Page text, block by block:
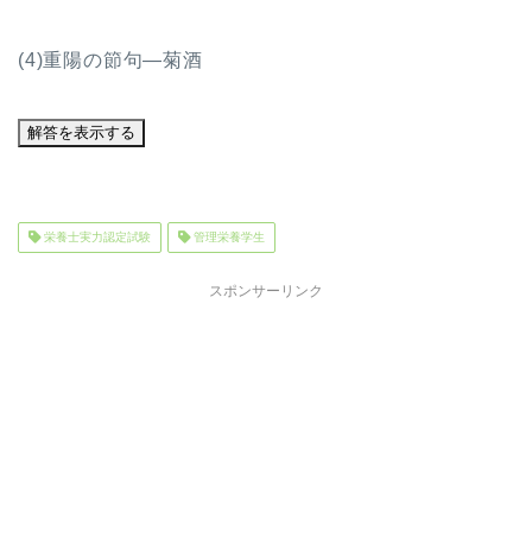
(4)重陽の節句―菊酒
栄養士実力認定試験 管理栄養学生
スポンサーリンク